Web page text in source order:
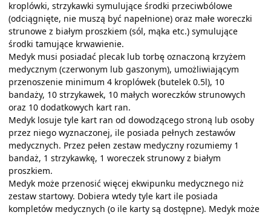
kroplówki, strzykawki symulujące środki przeciwbólowe
(odciągnięte, nie muszą być napełnione) oraz małe woreczki
strunowe z białym proszkiem (sól, mąka etc.) symulujące
środki tamujące krwawienie.
Medyk musi posiadać plecak lub torbę oznaczoną krzyżem
medycznym (czerwonym lub gaszonym), umożliwiającym
przenoszenie minimum 4 kroplówek (butelek 0.5l), 10
bandaży, 10 strzykawek, 10 małych woreczków strunowych
oraz 10 dodatkowych kart ran.
Medyk losuje tyle kart ran od dowodzącego stroną lub osoby
przez niego wyznaczonej, ile posiada pełnych zestawów
medycznych. Przez pełen zestaw medyczny rozumiemy 1
bandaż, 1 strzykawkę, 1 woreczek strunowy z białym
proszkiem.
Medyk może przenosić więcej ekwipunku medycznego niż
zestaw startowy. Dobiera wtedy tyle kart ile posiada
kompletów medycznych (o ile karty są dostępne). Medyk może